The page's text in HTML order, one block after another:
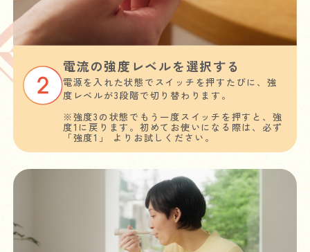
電流の強度レベルを選択する
電源を入れた状態でスイッチを押すたびに、強
度レベルが3段階で切り替わります。
※強度3の状態でもう一度スイッチを押すと、強
度1に戻ります。初めてお使いになる際は、必ず
「強度1」 よりお試しください。